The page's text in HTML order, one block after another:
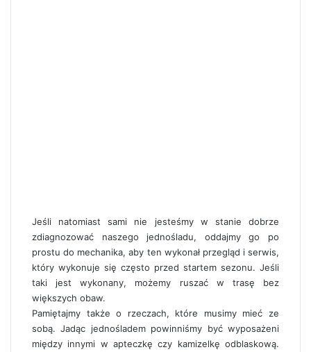
Jeśli natomiast sami nie jesteśmy w stanie dobrze
zdiagnozować naszego jednośladu, oddajmy go po
prostu do mechanika, aby ten wykonał przegląd i serwis,
który wykonuje się często przed startem sezonu. Jeśli
taki jest wykonany, możemy ruszać w trasę bez
większych obaw.
Pamiętajmy także o rzeczach, które musimy mieć ze
sobą. Jadąc jednośladem powinniśmy być wyposażeni
między innymi w apteczkę czy kamizelkę odblaskową.